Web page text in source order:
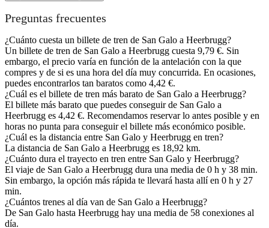
Preguntas frecuentes
¿Cuánto cuesta un billete de tren de San Galo a Heerbrugg?
Un billete de tren de San Galo a Heerbrugg cuesta 9,79 €. Sin
embargo, el precio varía en función de la antelación con la que
compres y de si es una hora del día muy concurrida. En ocasiones,
puedes encontrarlos tan baratos como 4,42 €.
¿Cuál es el billete de tren más barato de San Galo a Heerbrugg?
El billete más barato que puedes conseguir de San Galo a
Heerbrugg es 4,42 €. Recomendamos reservar lo antes posible y en
horas no punta para conseguir el billete más económico posible.
¿Cuál es la distancia entre San Galo y Heerbrugg en tren?
La distancia de San Galo a Heerbrugg es 18,92 km.
¿Cuánto dura el trayecto en tren entre San Galo y Heerbrugg?
El viaje de San Galo a Heerbrugg dura una media de 0 h y 38 min.
Sin embargo, la opción más rápida te llevará hasta allí en 0 h y 27
min.
¿Cuántos trenes al día van de San Galo a Heerbrugg?
De San Galo hasta Heerbrugg hay una media de 58 conexiones al
día.